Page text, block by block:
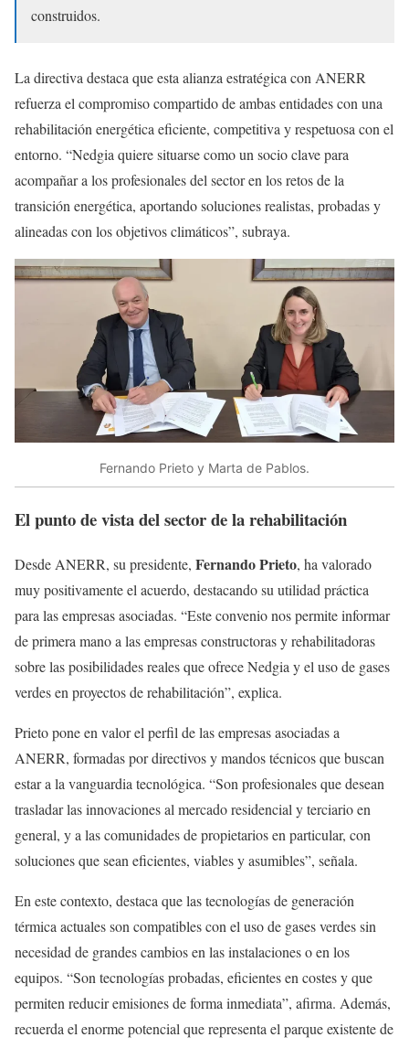
construidos.
La directiva destaca que esta alianza estratégica con ANERR
refuerza el compromiso compartido de ambas entidades con una
rehabilitación energética eficiente, competitiva y respetuosa con el
entorno. “Nedgia quiere situarse como un socio clave para
acompañar a los profesionales del sector en los retos de la
transición energética, aportando soluciones realistas, probadas y
alineadas con los objetivos climáticos”, subraya.
Fernando Prieto y Marta de Pablos.
El punto de vista del sector de la rehabilitación
Desde ANERR, su presidente, Fernando Prieto, ha valorado
muy positivamente el acuerdo, destacando su utilidad práctica
para las empresas asociadas. “Este convenio nos permite informar
de primera mano a las empresas constructoras y rehabilitadoras
sobre las posibilidades reales que ofrece Nedgia y el uso de gases
verdes en proyectos de rehabilitación”, explica.
Prieto pone en valor el perfil de las empresas asociadas a
ANERR, formadas por directivos y mandos técnicos que buscan
estar a la vanguardia tecnológica. “Son profesionales que desean
trasladar las innovaciones al mercado residencial y terciario en
general, y a las comunidades de propietarios en particular, con
soluciones que sean eficientes, viables y asumibles”, señala.
En este contexto, destaca que las tecnologías de generación
térmica actuales son compatibles con el uso de gases verdes sin
necesidad de grandes cambios en las instalaciones o en los
equipos. “Son tecnologías probadas, eficientes en costes y que
permiten reducir emisiones de forma inmediata”, afirma. Además,
recuerda el enorme potencial que representa el parque existente de